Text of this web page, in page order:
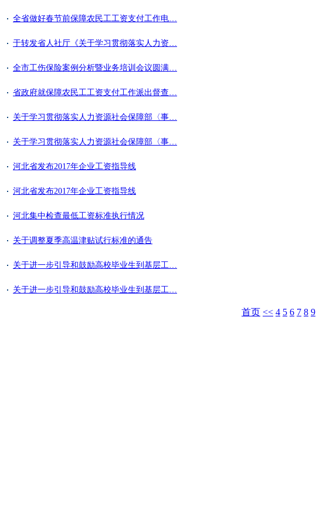
全省做好春节前保障农民工工资支付工作电…
于转发省人社厅《关于学习贯彻落实人力资…
全市工伤保险案例分析暨业务培训会议圆满…
省政府就保障农民工工资支付工作派出督查…
关于学习贯彻落实人力资源社会保障部〈事…
关于学习贯彻落实人力资源社会保障部〈事…
河北省发布2017年企业工资指导线
河北省发布2017年企业工资指导线
河北集中检查最低工资标准执行情况
关于调整夏季高温津贴试行标准的通告
关于进一步引导和鼓励高校毕业生到基层工…
关于进一步引导和鼓励高校毕业生到基层工…
首页 << 4 5 6 7 8 9